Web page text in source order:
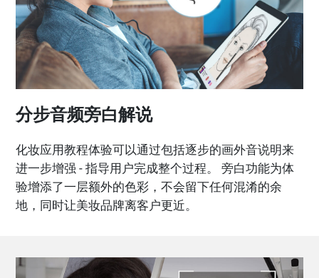
分步音频旁白解说
化妆应用教程体验可以通过包括逐步的画外音说明来
进一步增强 - 指导用户完成整个过程。 旁白功能为体
验增添了一层额外的色彩，不会留下任何混淆的余
地，同时让美妆品牌离客户更近。